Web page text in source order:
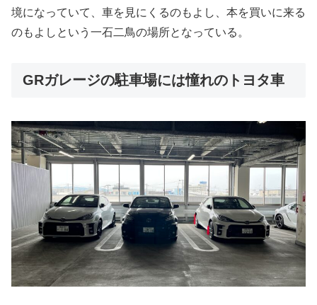
境になっていて、車を見にくるのもよし、本を買いに来る
のもよしという一石二鳥の場所となっている。
GRガレージの駐車場には憧れのトヨタ車